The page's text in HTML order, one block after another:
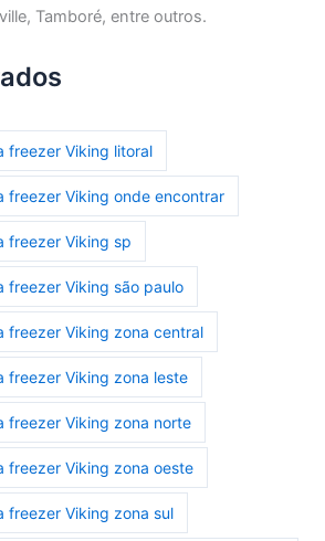
Tamboré, entre outros.
freezer Viking litoral
freezer Viking onde encontrar
freezer Viking sp
freezer Viking são paulo
freezer Viking zona central
freezer Viking zona leste
freezer Viking zona norte
freezer Viking zona oeste
freezer Viking zona sul